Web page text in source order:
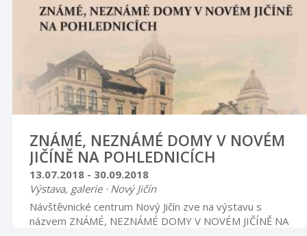
ZNÁMÉ, NEZNÁMÉ DOMY V NOVÉM
JIČÍNĚ NA POHLEDNICÍCH
13.07.2018 - 30.09.2018
Výstava, galerie · Nový Jičín
Návštěvnické centrum Nový Jičín zve na výstavu s
názvem ZNÁMÉ, NEZNÁMÉ DOMY V NOVÉM JIČÍNĚ NA